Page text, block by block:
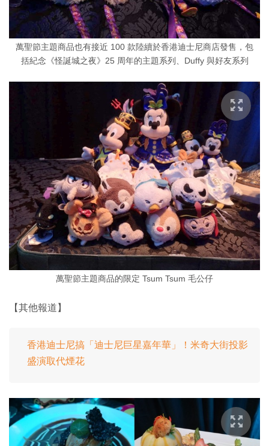
萬聖節主題商品也有接近 100 款陸續於香港迪士尼商店發售，包
括紀念《怪誕城之夜》25 周年的主題系列、Duffy 與好友系列
萬聖節主題商品的限定 Tsum Tsum 毛公仔
【其他報道】
香港迪士尼搞「迪士尼巨星嘉年華」！米奇大街投影
盛演取代煙花